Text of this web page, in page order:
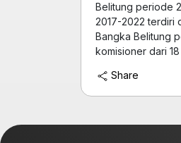
Belitung periode
2017-2022 terdiri
Bangka Belitung
komisioner dari
Share